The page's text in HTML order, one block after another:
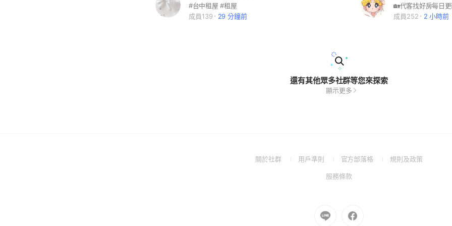
#台中租屋 #租屋
成員139
29 分鐘前
成員252
2 小時前
還有其他眾多社群等您來探索
顯示更多
關於社群
(Open用戶準則
(Open
a
官方部落格
(Open規則及政策(Open
服務條款(Open
window)
Go
to
Go
to